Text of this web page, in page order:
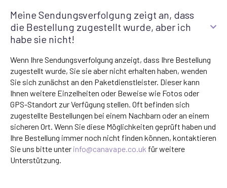
Meine Sendungsverfolgung zeigt an, dass
die Bestellung zugestellt wurde, aber ich
habe sie nicht!
Wenn Ihre Sendungsverfolgung anzeigt, dass Ihre Bestellung
zugestellt wurde, Sie sie aber nicht erhalten haben, wenden
Sie sich zunächst an den Paketdienstleister. Dieser kann
Ihnen weitere Einzelheiten oder Beweise wie Fotos oder
GPS-Standort zur Verfügung stellen. Oft befinden sich
zugestellte Bestellungen bei einem Nachbarn oder an einem
sicheren Ort. Wenn Sie diese Möglichkeiten geprüft haben und
Ihre Bestellung immer noch nicht finden können, kontaktieren
Sie uns bitte unter info@canavape.co.uk für weitere
Unterstützung.